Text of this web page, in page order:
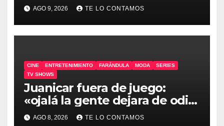
AGO 9, 2026 TE LO CONTAMOS
CINE ENTRETENIMIENTO FARÁNDULA MODA
SERIES
TV SHOWS
Juanicar fuera de juego:
«ojalá la gente dejara de odiar
tanto»
AGO 8, 2026 TE LO CONTAMOS